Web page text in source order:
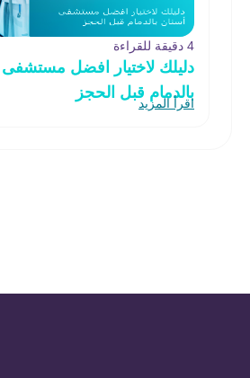
4 دقيقة للقراءة
دليلك لاختيار افضل مستشفى
بالدمام قبل الحجز
اقرأ المزيد